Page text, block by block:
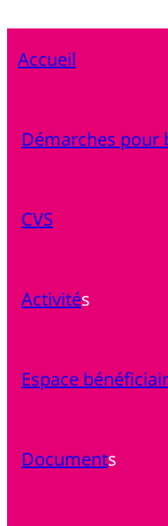
Accueil
Démarches pour
CVS
Activités
Espace
Documents